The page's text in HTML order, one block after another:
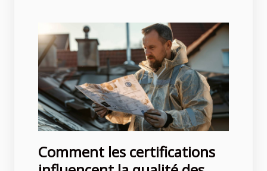
Comment les certifications